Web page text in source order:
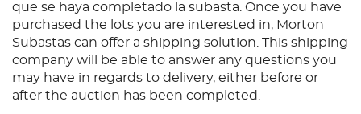
que se haya completado la subasta. Once you have
purchased the lots you are interested in, Morton
Subastas can offer a shipping solution. This shipping
company will be able to answer any questions you
may have in regards to delivery, either before or
after the auction has been completed.